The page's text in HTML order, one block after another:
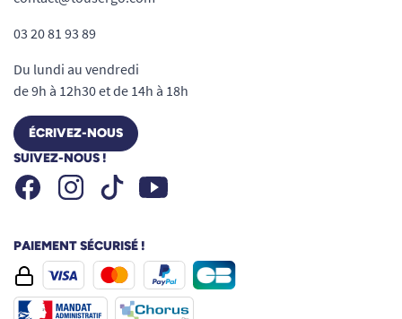
03 20 81 93 89
Du lundi au vendredi
de 9h à 12h30 et de 14h à 18h
ÉCRIVEZ-NOUS
SUIVEZ-NOUS !
FacebookInstagramTiktok Youtube
PAIEMENT SÉCURISÉ !